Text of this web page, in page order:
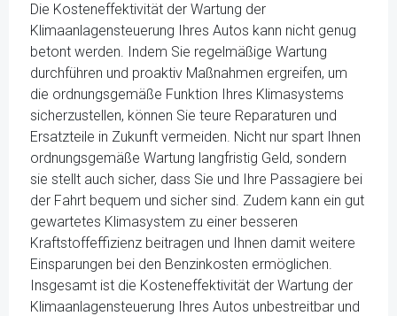
Die Kosteneffektivität der Wartung der
Klimaanlagensteuerung Ihres Autos kann nicht genug
betont werden. Indem Sie regelmäßige Wartung
durchführen und proaktiv Maßnahmen ergreifen, um
die ordnungsgemäße Funktion Ihres Klimasystems
sicherzustellen, können Sie teure Reparaturen und
Ersatzteile in Zukunft vermeiden. Nicht nur spart Ihnen
ordnungsgemäße Wartung langfristig Geld, sondern
sie stellt auch sicher, dass Sie und Ihre Passagiere bei
der Fahrt bequem und sicher sind. Zudem kann ein gut
gewartetes Klimasystem zu einer besseren
Kraftstoffeffizienz beitragen und Ihnen damit weitere
Einsparungen bei den Benzin­kosten ermöglichen.
Insgesamt ist die Kosteneffektivität der Wartung der
Klimaanlagensteuerung Ihres Autos unbestreitbar und